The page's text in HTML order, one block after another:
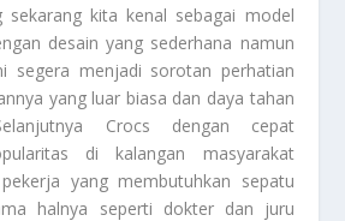
sekarang kita kenal sebagai model
desain yang sederhana namun
segera menjadi sorotan perhatian
yang luar biasa dan daya tahan
Crocs dengan cepat
di kalangan masyarakat
yang membutuhkan sepatu
halnya seperti dokter dan juru